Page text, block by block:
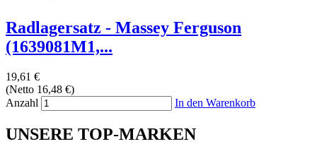
Radlagersatz - Massey Ferguson
(1639081M1,...
19,61 €
(Netto 16,48 €)
Anzahl
In den Warenkorb
UNSERE TOP-MARKEN